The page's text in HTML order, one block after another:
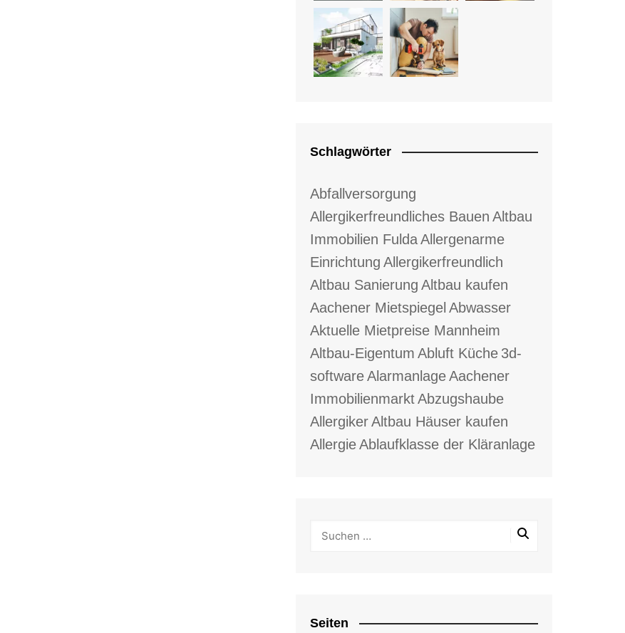
Schlagwörter
Abfallversorgung
Allergikerfreundliches Bauen Altbau
Immobilien FuldaAllergenarme
Einrichtung Allergikerfreundlich
Altbau Sanierung Altbau kaufen
Aachener Mietspiegel Abwasser
Aktuelle Mietpreise Mannheim
Altbau-Eigentum Abluft Küche 3d-
softwareAlarmanlageAachener
ImmobilienmarktAbzugshaube
AllergikerAltbau Häuser kaufen
AllergieAblaufklasse der Kläranlage
Seiten